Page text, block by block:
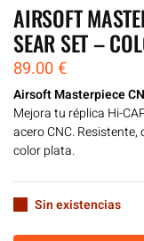
AIRSOFT
SEAR SET –
89.00€
Airsoft Masterpiece
Mejora tu réplica Hi-
acero CNC.
color plata.
Sin existencias